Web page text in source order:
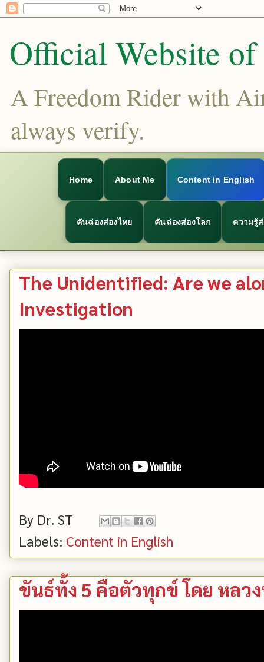
Official Website
A Freedom Rider with
always verify.
Home About Me Content in English
คันฉ่องส่องไทย คันฉ่องส่องโลก ความรู้
The Unidentified: Are we
Investigation
By Dr. ST
Labels: Content in English
ขันธ์ทั้ง 5 คือตัวทุกข์ โดย หลว